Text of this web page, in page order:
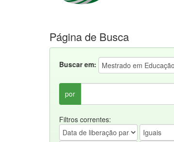
Página de Busca
Buscar em:
por
Filtros correntes: